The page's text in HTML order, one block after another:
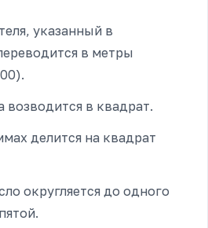
указанный в
в метры
возводится в квадрат.
делится на квадрат
округляется до одного